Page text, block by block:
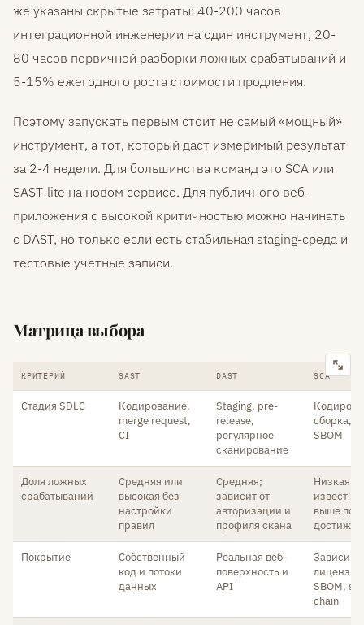
же указаны скрытые затраты: 40-200 часов
интеграционной инженерии на один инструмент, 20-
80 часов первичной разборки ложных срабатываний и
5-15% ежегодного роста стоимости продления.
Поэтому запускать первым стоит не самый «мощный»
инструмент, а тот, который даст измеримый результат
за 2-4 недели. Для большинства команд это SCA или
SAST-lite на новом сервисе. Для публичного веб-
приложения с высокой критичностью можно начинать
с DAST, но только если есть стабильная staging-среда и
тестовые учетные записи.
Матрица выбора
КРИТЕРИЙ SAST DAST SCA
Стадия SDLC
Кодирование,
merge request,
CI
Staging, pre-
release,
регулярное
сканирование
сборка,
SBOM
Доля ложных
срабатываний
Средняя или
высокая без
настройки
правил
Средняя;
зависит от
авторизации и
профиля скана
Низкая по
выше по
Покрытие
Собственный
код и потоки
данных
Реальная веб-
поверхность и
API
SBOM,
chain